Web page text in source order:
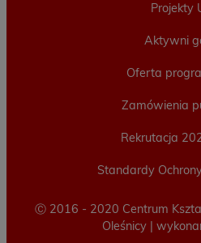
Projekty
Aktywni
Oferta
Zamówienia
Rekrutacja
Standardy
Ⓒ 2016 - 2020 Centrum
Oleśnicy |